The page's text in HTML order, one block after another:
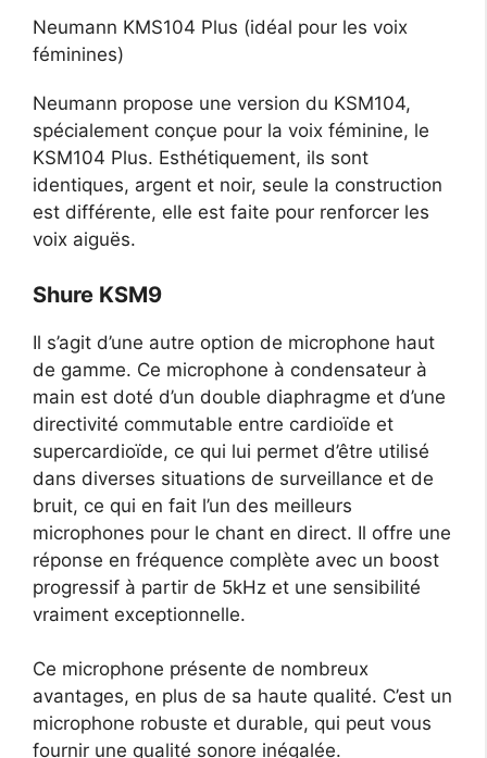
Neumann KMS104 Plus (idéal pour les voix
féminines)
Neumann propose une version du KSM104,
spécialement conçue pour la voix féminine, le
KSM104 Plus. Esthétiquement, ils sont
identiques, argent et noir, seule la construction
est différente, elle est faite pour renforcer les
voix aiguës.
Shure KSM9
Il s’agit d’une autre option de microphone haut
de gamme. Ce microphone à condensateur à
main est doté d’un double diaphragme et d’une
directivité commutable entre cardioïde et
supercardioïde, ce qui lui permet d’être utilisé
dans diverses situations de surveillance et de
bruit, ce qui en fait l’un des meilleurs
microphones pour le chant en direct. Il offre une
réponse en fréquence complète avec un boost
progressif à partir de 5kHz et une sensibilité
vraiment exceptionnelle.
Ce microphone présente de nombreux
avantages, en plus de sa haute qualité. C’est un
microphone robuste et durable, qui peut vous
fournir une qualité sonore inégalée.